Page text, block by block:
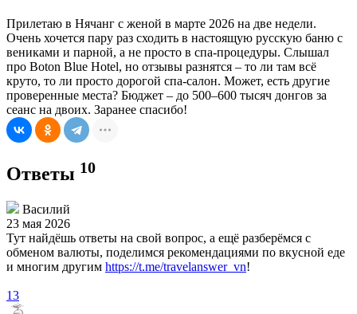
Прилетаю в Нячанг с женой в марте 2026 на две недели.
Очень хочется пару раз сходить в настоящую русскую баню с
вениками и парной, а не просто в спа-процедуры. Слышал
про Boton Blue Hotel, но отзывы разнятся – то ли там всё
круто, то ли просто дорогой спа-салон. Может, есть другие
проверенные места? Бюджет – до 500–600 тысяч донгов за
сеанс на двоих. Заранее спасибо!
Ответы 10
Василий
23 мая 2026
Тут найдёшь ответы на свой вопрос, а ещё разберёмся с
обменом валюты, поделимся рекомендациями по вкусной еде
и многим другим https://t.me/travelanswer_vn!
13